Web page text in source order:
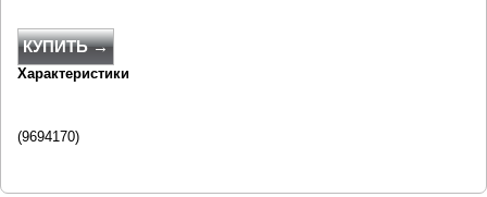
КУПИТЬ →
Характеристики
(9694170)